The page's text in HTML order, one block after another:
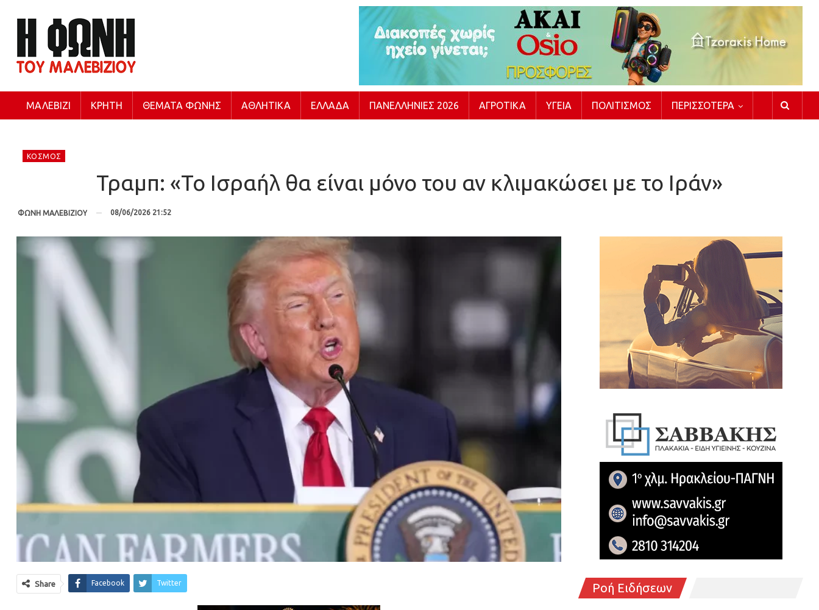
ΜΑΛΕΒΊΖΙ ΚΡΉΤΗ ΘΈΜΑΤΑ ΦΩΝΉΣ ΑΘΛΗΤΙΚΆ ΕΛΛΆΔΑ ΠΑΝΕΛΛΉΝΙΕΣ 2026 ΑΓΡΟΤΙΚΆ ΥΓΕΊΑ ΠΟΛΙΤΙΣΜΌΣ ΠΕΡΙΣΣΌΤΕΡΑ
ΚΌΣΜΟΣ
Τραμπ: «Το Ισραήλ θα είναι μόνο του αν κλιμακώσει με το Ιράν»
ΦΩΝΗ ΜΑΛΕΒΙΖΙΟΥ 08/06/2026 21:52
Share Facebook Twitter Ροή Ειδήσεων